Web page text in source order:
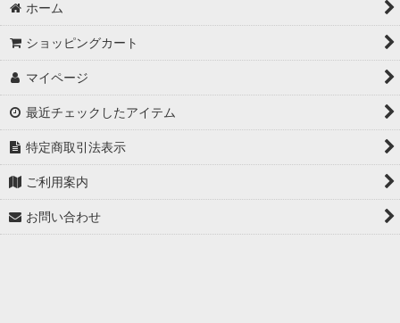
ホーム
ショッピングカート
マイページ
最近チェックしたアイテム
特定商取引法表示
ご利用案内
お問い合わせ